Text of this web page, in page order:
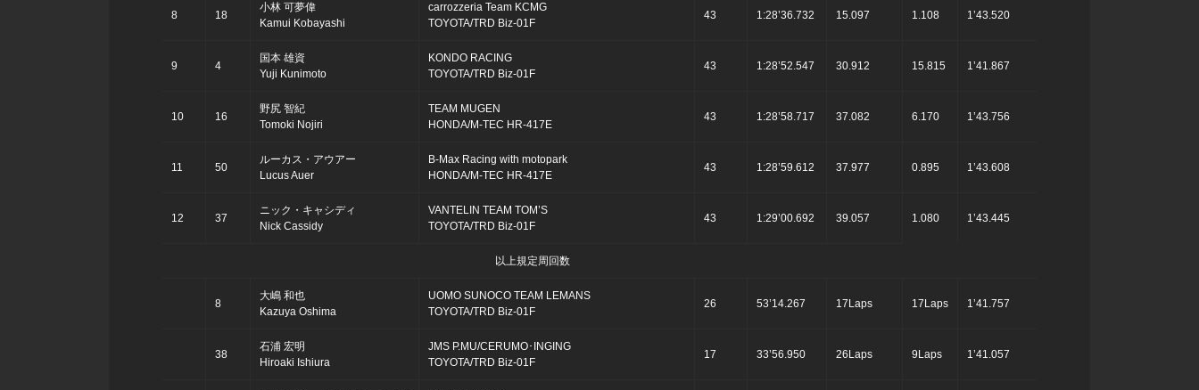
8 18
小林 可夢偉
Kamui Kobayashi
carrozzeria Team KCMG
TOYOTA/TRD Biz-01F
43 1:28’36.732 15.097 1.108 1’43.520
9 4
国本 雄資
Yuji Kunimoto
KONDO RACING
TOYOTA/TRD Biz-01F
43 1:28’52.547 30.912 15.815 1’41.867
10 16
野尻 智紀
Tomoki Nojiri
TEAM MUGEN
HONDA/M-TEC HR-417E
43 1:28’58.717 37.082 6.170 1’43.756
11 50
ルーカス・アウアー
Lucus Auer
B-Max Racing with motopark
HONDA/M-TEC HR-417E
43 1:28’59.612 37.977 0.895 1’43.608
12 37
ニック・キャシディ
Nick Cassidy
VANTELIN TEAM TOM’S
TOYOTA/TRD Biz-01F
43 1:29’00.692 39.057 1.080 1’43.445
以上規定周回数
8
大嶋 和也
Kazuya Oshima
UOMO SUNOCO TEAM LEMANS
TOYOTA/TRD Biz-01F
26 53’14.267 17Laps 17Laps 1’41.757
38
石浦 宏明
Hiroaki Ishiura
JMS P.MU/CERUMO･INGING
TOYOTA/TRD Biz-01F
17 33’56.950 26Laps 9Laps 1’41.057